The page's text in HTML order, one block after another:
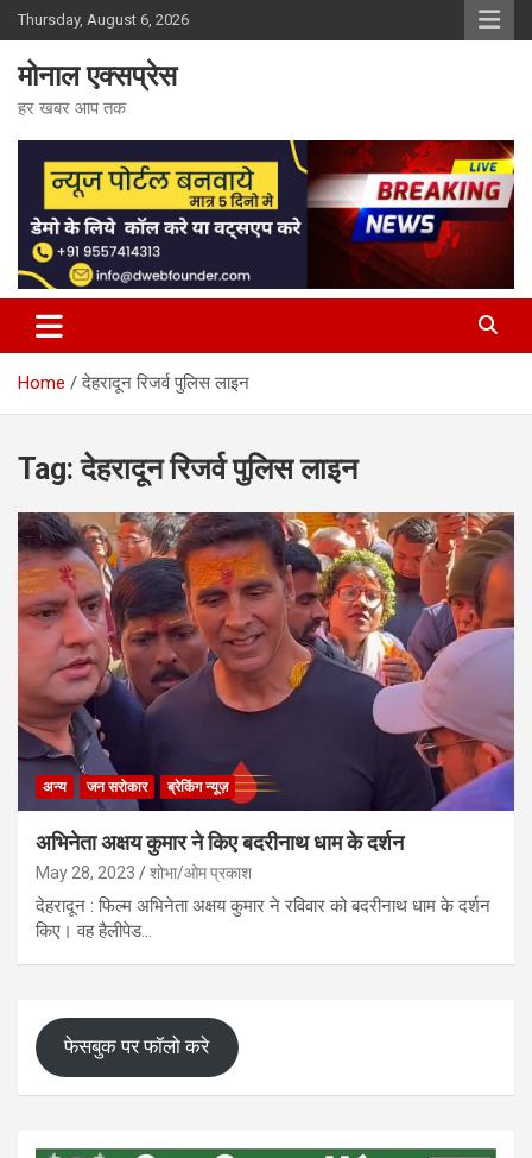
Skip
to
content
Thursday, August 6, 2026
मोनाल एक्सप्रेस
हर खबर आप तक
Home देहरादून रिजर्व पुलिस लाइन
Tag:देहरादून रिजर्व पुलिस लाइन
अन्य जन सरोकार ब्रेकिंग न्यूज़
अभिनेता अक्षय कुमार ने किए बदरीनाथ धाम के दर्शन
May 28, 2023 शोभा/ओम प्रकाश
देहरादून : फिल्म अभिनेता अक्षय कुमार ने रविवार को बदरीनाथ धाम के दर्शन
किए। वह हैलीपेड…
फेसबुक पर फॉलो करे